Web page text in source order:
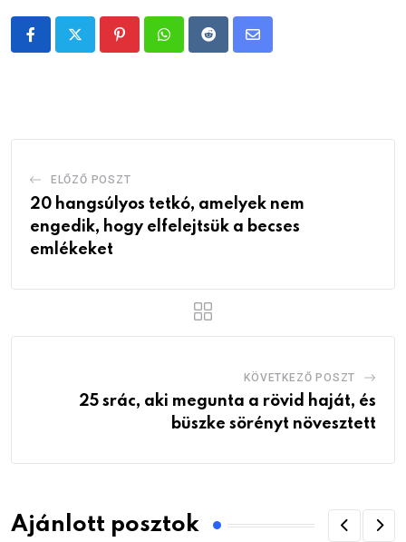
PinterestWhatsappRedditShare
ELŐZŐ POSZT
20 hangsúlyos tetkó, amelyek nem
engedik, hogy elfelejtsük a becses
emlékeket
KÖVETKEZŐ POSZT
25 srác, aki megunta a rövid haját, és
büszke sörényt növesztett
Ajánlott posztok